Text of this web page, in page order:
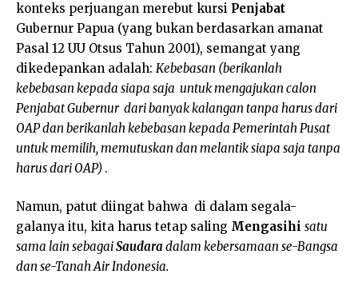
konteks perjuangan merebut kursi Penjabat
Gubernur Papua (yang bukan berdasarkan amanat
Pasal 12 UU Otsus Tahun 2001), semangat yang
dikedepankan adalah: Kebebasan (berikanlah
kebebasan kepada siapa saja untuk mengajukan calon
Penjabat Gubernur dari banyak kalangan tanpa harus dari
OAP dan berikanlah kebebasan kepada Pemerintah Pusat
untuk memilih, memutuskan dan melantik siapa saja tanpa
harus dari OAP) .
Namun, patut diingat bahwa di dalam segala-
galanya itu, kita harus tetap saling Mengasihi satu
sama lain sebagaiSaudara dalam kebersamaan se-Bangsa
dan se-Tanah Air Indonesia.